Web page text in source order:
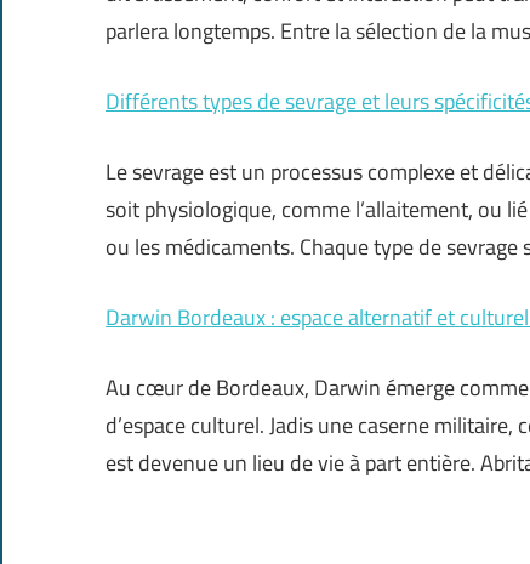
parlera longtemps. Entre la sélection de la
Différents types de sevrage et leurs
Le sevrage est un processus complexe et
soit physiologique, comme l’allaitement, ou
ou les médicaments. Chaque type de sevrage
Darwin Bordeaux : espace alternatif et
Au cœur de Bordeaux, Darwin émerge
d’espace culturel. Jadis une caserne
est devenue un lieu de vie à part entière.